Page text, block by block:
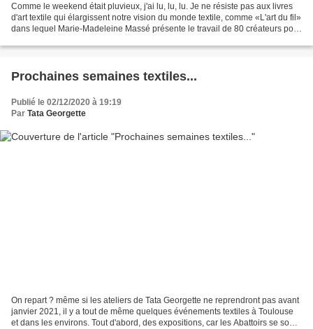
Comme le weekend était pluvieux, j'ai lu, lu, lu. Je ne résiste pas aux livres
d'art textile qui élargissent notre vision du monde textile, comme «L'art du fil»
dans lequel Marie-Madeleine Massé présente le travail de 80 créateurs pour
Prochaines semaines textiles...
Publié le 02/12/2020 à 19:19
Par Tata Georgette
On repart ? même si les ateliers de Tata Georgette ne reprendront pas avant
janvier 2021, il y a tout de même quelques événements textiles à Toulouse
et dans les environs. Tout d'abord, des expositions, car les Abattoirs se sont